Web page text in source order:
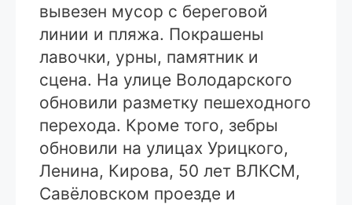
вывезен мусор с береговой
линии и пляжа. Покрашены
лавочки, урны, памятник и
сцена. На улице Володарского
обновили разметку пешеходного
перехода. Кроме того, зебры
обновили на улицах Урицкого,
Ленина, Кирова, 50 лет ВЛКСМ,
Савёловском проезде и